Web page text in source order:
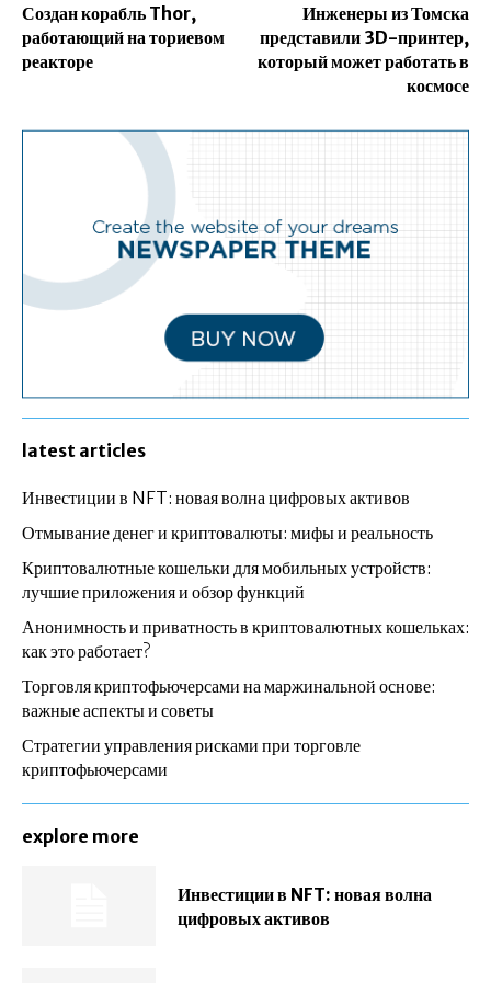
Создан корабль Thor,
работающий на ториевом
реакторе
Инженеры из Томска
представили 3D-принтер,
который может работать в
космосе
latest articles
Инвестиции в NFT: новая волна цифровых активов
Отмывание денег и криптовалюты: мифы и реальность
Криптовалютные кошельки для мобильных устройств:
лучшие приложения и обзор функций
Анонимность и приватность в криптовалютных кошельках:
как это работает?
Торговля криптофьючерсами на маржинальной основе:
важные аспекты и советы
Стратегии управления рисками при торговле
криптофьючерсами
explore more
Инвестиции в NFT: новая волна
цифровых активов